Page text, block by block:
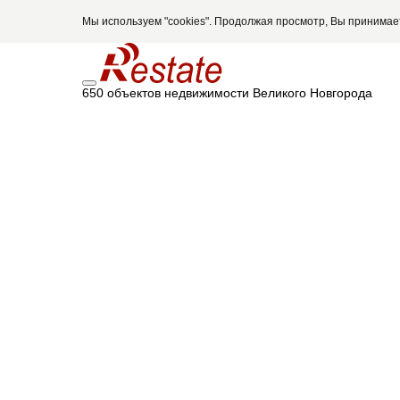
Мы используем "cookies". Продолжая просмотр, Вы
650 объектов недвижимости Великого Новгорода